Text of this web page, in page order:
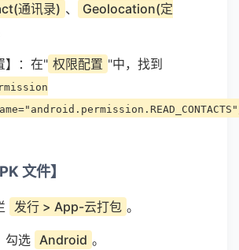
通讯录) 、
Geolocation(定
】：在" 权限配置 "中，找到
文件】
发行 > App-云打包 。
勾选 Android 。